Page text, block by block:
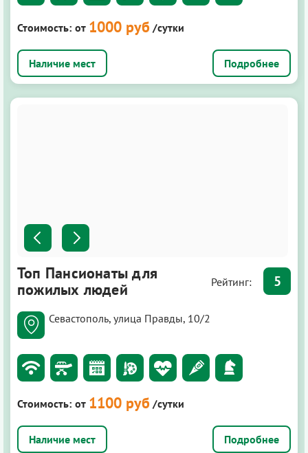
Стоимость: от 1000 руб /сутки
Подробнее
Топ Пансионаты для
пожилых людей
Рейтинг: 5
Севастополь, улица Правды, 10/2
Стоимость: от 1100 руб /сутки
Подробнее